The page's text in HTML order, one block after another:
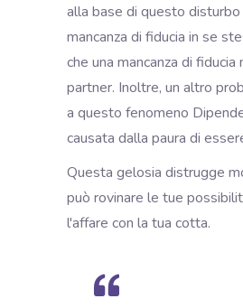
alla base di questo
mancanza di fiducia in se
che una mancanza di fiducia
partner. Inoltre, un altro
a questo fenomeno
causata dalla paura di
Questa gelosia distrugge
può rovinare le tue
l'affare con la tua cotta.